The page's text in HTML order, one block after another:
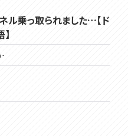
乗っ取られました…【ド
-